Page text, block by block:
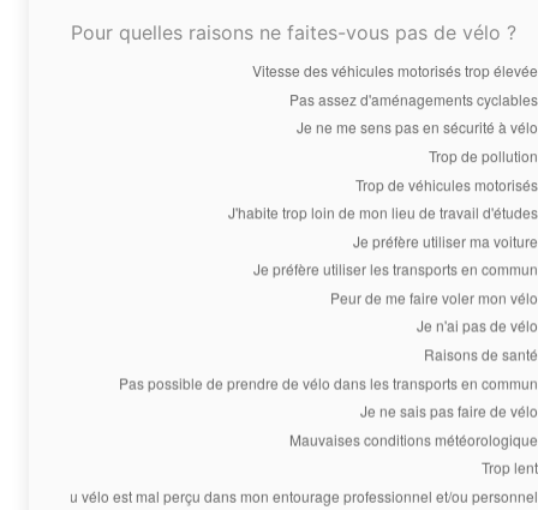
Pour quelles raisons ne faites-vous pas de vélo ?